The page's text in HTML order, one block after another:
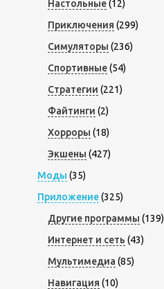
Настольные(12)
Приключения (299)
Симуляторы (236)
Спортивные(54)
Стратегии (221)
Файтинги (2)
Хорроры (18)
Экшены (427)
Моды (35)
Приложение(325)
Другие программы (139)
Интернет и сеть (43)
Мультимедиа (85)
Навигация (10)